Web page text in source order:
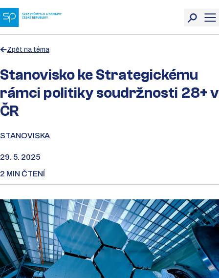
Zpět na téma
Stanovisko ke Strategickému
rámci politiky soudržnosti 28+ v
ČR
STANOVISKA
29. 5. 2025
2 MIN ČTENÍ